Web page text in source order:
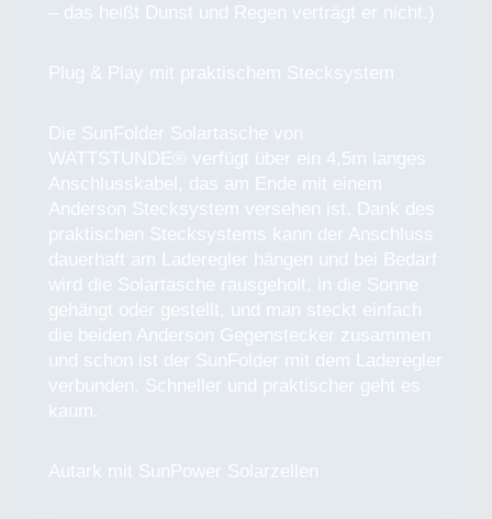
– das heißt Dunst und Regen verträgt er nicht.)
Plug & Play mit praktischem Stecksystem
Die SunFolder Solartasche von
WATTSTUNDE® verfügt über ein 4,5m langes
Anschlusskabel, das am Ende mit einem
Anderson Stecksystem versehen ist. Dank des
praktischen Stecksystems kann der Anschluss
dauerhaft am Laderegler hängen und bei Bedarf
wird die Solartasche rausgeholt, in die Sonne
gehängt oder gestellt, und man steckt einfach
die beiden Anderson Gegenstecker zusammen
und schon ist der SunFolder mit dem Laderegler
verbunden. Schneller und praktischer geht es
kaum.
Autark mit SunPower Solarzellen